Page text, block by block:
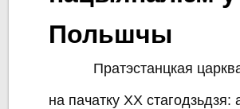
Польшчы
Пратэстанцкая
на пачатку ХХ